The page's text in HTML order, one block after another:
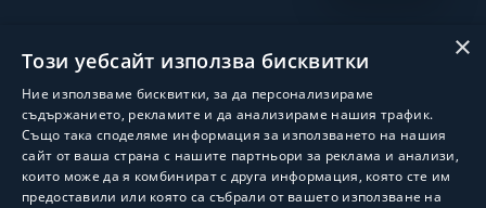
Изработка и поддръжка:ShalomDev.com
×
Този уебсайт използва бисквитки
Ние използваме бисквитки, за да персонализираме
съдържанието, рекламите и да анализираме нашия трафик.
Също така споделяме информация за използването на нашия
сайт от ваша страна с нашите партньори за реклама и анализи,
които може да я комбинират с друга информация, която сте им
предоставили или която са събрали от вашето използване на